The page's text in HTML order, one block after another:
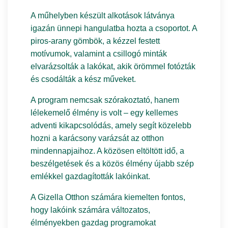
A műhelyben készült alkotások látványa
igazán ünnepi hangulatba hozta a csoportot. A
piros-arany gömbök, a kézzel festett
motívumok, valamint a csillogó minták
elvarázsolták a lakókat, akik örömmel fotózták
és csodálták a kész műveket.
A program nemcsak szórakoztató, hanem
lélekemelő élmény is volt – egy kellemes
adventi kikapcsolódás, amely segít közelebb
hozni a karácsony varázsát az otthon
mindennapjaihoz. A közösen eltöltött idő, a
beszélgetések és a közös élmény újabb szép
emlékkel gazdagították lakóinkat.
A Gizella Otthon számára kiemelten fontos,
hogy lakóink számára változatos,
élményekben gazdag programokat